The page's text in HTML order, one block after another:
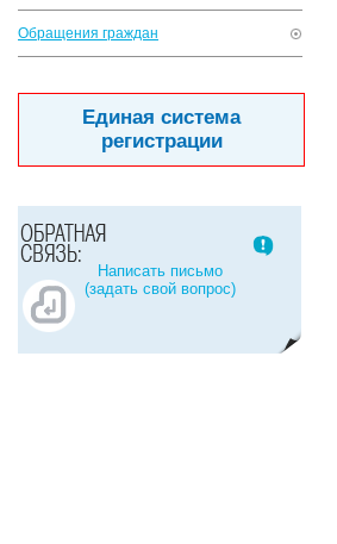
Обращения граждан
Единая система
регистрации
Написать письмо
(задать свой вопрос)